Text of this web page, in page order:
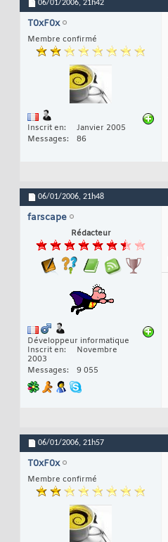
06/01/2006, 21h42
T0xF0x
Membre confirmé
Inscrit en
Janvier 2005
Messages
86
06/01/2006, 21h48
farscape
Rédacteur
Développeur informatique
Inscrit en
Novembre
2003
Messages
9 055
06/01/2006, 21h57
T0xF0x
Membre confirmé